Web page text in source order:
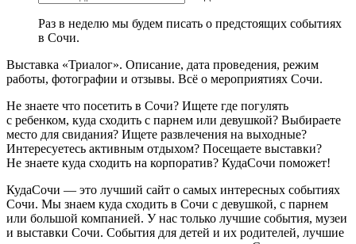
Раз в неделю мы будем писать о предстоящих событиях
в Сочи.
Выставка «Триалог». Описание, дата проведения, режим
работы, фотографии и отзывы. Всё о мероприятиях Сочи.
Не знаете что посетить в Сочи? Ищете где погулять
с ребенком, куда сходить с парнем или девушкой? Выбираете
место для свидания? Ищете развлечения на выходные?
Интересуетесь активным отдыхом? Посещаете выставки?
Не знаете куда сходить на корпоратив? КудаСочи поможет!
КудаСочи — это лучший сайт о самых интересных событиях
Сочи. Мы знаем куда сходить в Сочи с девушкой, с парнем
или большой компанией. У нас только лучшие события, музеи
и выставки Сочи. События для детей и их родителей, лучшие